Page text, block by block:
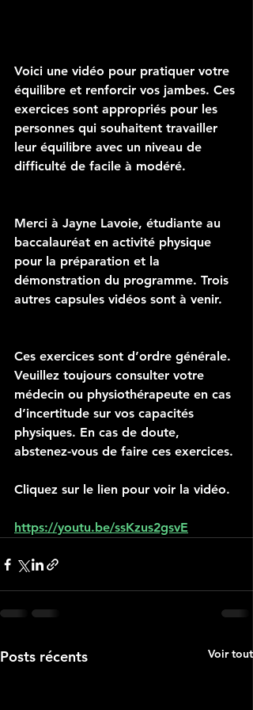
Voici une vidéo pour pratiquer votre
équilibre et renforcir vos jambes. Ces
exercices sont appropriés pour les
personnes qui souhaitent travailler
leur équilibre avec un niveau de
difficulté de facile à modéré.
Merci à Jayne Lavoie, étudiante au
baccalauréat en activité physique
pour la préparation et la
démonstration du programme. Trois
autres capsules vidéos sont à venir.
Ces exercices sont d’ordre générale.
Veuillez toujours consulter votre
médecin ou physiothérapeute en cas
d’incertitude sur vos capacités
physiques. En cas de doute,
abstenez-vous de faire ces exercices.
Cliquez sur le lien pour voir la vidéo.
https://youtu.be/ssKzus2gsvE
Posts récents Voir tout